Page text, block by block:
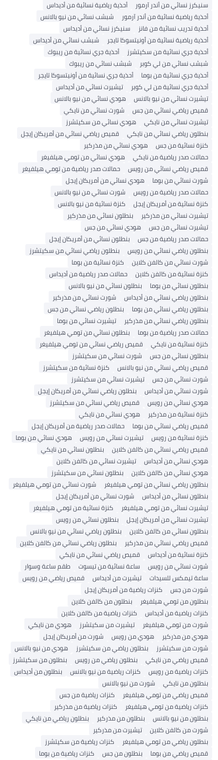
سنيكرز نسائي من أندر آرمور
أحذية رياضية نسائية من أديداس
أحذية رياضية نسائية من أندر آرمور
شبشب نسائي من نيو بالانس
أحذية تدريب نسائية من فانز
سنيكرز نسائي من أديداس
أحذية رياضية نسائية من أونيتسوكا تايجر
شبشب نسائي من أديداس
أحذية جري نسائية من سكيتشرز
أحذية جري نسائية من ريبوك
شبشب نسائي من لي كوبر
شبشب نسائي من ريبوك
أحذية جري نسائية من بوما
أحذية جري نسائية من أونيتسوكا تايجر
أحذية جري نسائية من لي كوبر
تيشيرت نسائي من أديداس
تيشيرت نسائي من نيو بالانس
هودي نسائي من نيو بالانس
قميص رياضي نسائي من جس
شورت نسائي من نايكي
تيشيرت نسائي من نايكي
هودي نسائي من سكيتشرز
بنطلون رياضي نسائي من نايكي
قميص رياضي نسائي من أمريكان إيجل
كنزة نسائية من جس
هودي نسائي من مذركير
حمالات صدر رياضية من نايكي
هودي نسائي من تومي هيلفيغر
قميص رياضي نسائي من رويس
حمالات صدر رياضية من تومي هيلفيغر
شورت نسائي من بوما
هودي نسائي من أمريكان إيجل
حمالات صدر رياضية من رويس
شورت نسائي من نيو بالانس
كنزة نسائية من أمريكان إيجل
كنزة نسائية من نيو بالانس
تيشيرت نسائي من مذركير
بنطلون نسائي من مذركير
تيشيرت نسائي من جس
هودي نسائي من جس
حمالات صدر رياضية من جس
بنطلون نسائي من أمريكان إيجل
بنطلون رياضي نسائي من رويس
بنطلون رياضي نسائي من سكيتشرز
شورت نسائي من كالفن كلاين
كنزة نسائية من بوما
كنزة نسائية من كالفن كلاين
حمالات صدر رياضية من أديداس
بنطلون نسائي من بوما
بنطلون نسائي من نيو بالانس
بنطلون رياضي نسائي من أديداس
شورت نسائي من مذركير
بنطلون رياضي نسائي من بوما
بنطلون رياضي نسائي من جس
بنطلون رياضي نسائي من مذركير
تيشيرت نسائي من بوما
حمالات صدر رياضية من بوما
بنطلون نسائي من تومي هيلفيغر
كنزة نسائية من نايكي
قميص رياضي نسائي من تومي هيلفيغر
بنطلون نسائي من جس
شورت نسائي من سكيتشرز
قميص رياضي نسائي من نيو بالانس
كنزة نسائية من سكيتشرز
شورت نسائي من جس
تيشيرت نسائي من سكيتشرز
شورت نسائي من أديداس
بنطلون رياضي نسائي من أمريكان إيجل
هودي نسائي من رويس
قميص رياضي نسائي من سكيتشرز
كنزة نسائية من مذركير
هودي نسائي من نايكي
قميص رياضي نسائي من بوما
حمالات صدر رياضية من أمريكان إيجل
كنزة نسائية من رويس
تيشيرت نسائي من رويس
هودي نسائي من بوما
قميص رياضي نسائي من كالفن كلاين
بنطلون نسائي من نايكي
هودي نسائي من أديداس
تيشيرت نسائي من كالفن كلاين
هودي نسائي من كالفن كلاين
بنطلون نسائي من سكيتشرز
بنطلون رياضي نسائي من تومي هيلفيغر
شورت نسائي من تومي هيلفيغر
بنطلون نسائي من أديداس
شورت نسائي من أمريكان إيجل
تيشيرت نسائي من تومي هيلفيغر
كنزة نسائية من تومي هيلفيغر
تيشيرت نسائي من أمريكان إيجل
بنطلون نسائي من رويس
بنطلون نسائي من كالفن كلاين
بنطلون رياضي نسائي من نيو بالانس
قميص رياضي نسائي من مذركير
بنطلون رياضي نسائي من كالفن كلاين
كنزة نسائية من أديداس
قميص رياضي نسائي من نايكي
شورت نسائي من رويس
ساعة نسائية من تيسوت
طقم ساعة وسوار
ساعة تيمكس للسيدات
تيشيرت من أديداس
قميص رياضي من رويس
شورت من جس
كنزات رياضية من أمريكان إيجل
بنطلون من تومي هيلفيغر
بنطلون من كالفن كلاين
كنزات رياضية من أديداس
كنزات رياضية من كالفن كلاين
شورت من تومي هيلفيغر
تيشيرت من سكيتشرز
هودي من نايكي
هودي من مذركير
هودي من رويس
شورت من أمريكان إيجل
شورت من سكيتشرز
بنطلون رياضي من سكيتشرز
هودي من نيو بالانس
قميص رياضي من نايكي
بنطلون رياضي من رويس
بنطلون من سكيتشرز
كنزات رياضية من رويس
كنزات رياضية من نيو بالانس
بنطلون من أديداس
بنطلون من نايكي
شورت من نيو بالانس
قميص رياضي من تومي هيلفيغر
كنزات رياضية من جس
كنزات رياضية من تومي هيلفيغر
كنزات رياضية من مذركير
بنطلون من نيو بالانس
بنطلون من مذركير
بنطلون رياضي من نايكي
شورت من كالفن كلاين
تيشيرت من مذركير
بنطلون رياضي من تومي هيلفيغر
كنزات رياضية من سكيتشرز
قميص رياضي من بوما
بنطلون من جس
كنزات رياضية من بوما